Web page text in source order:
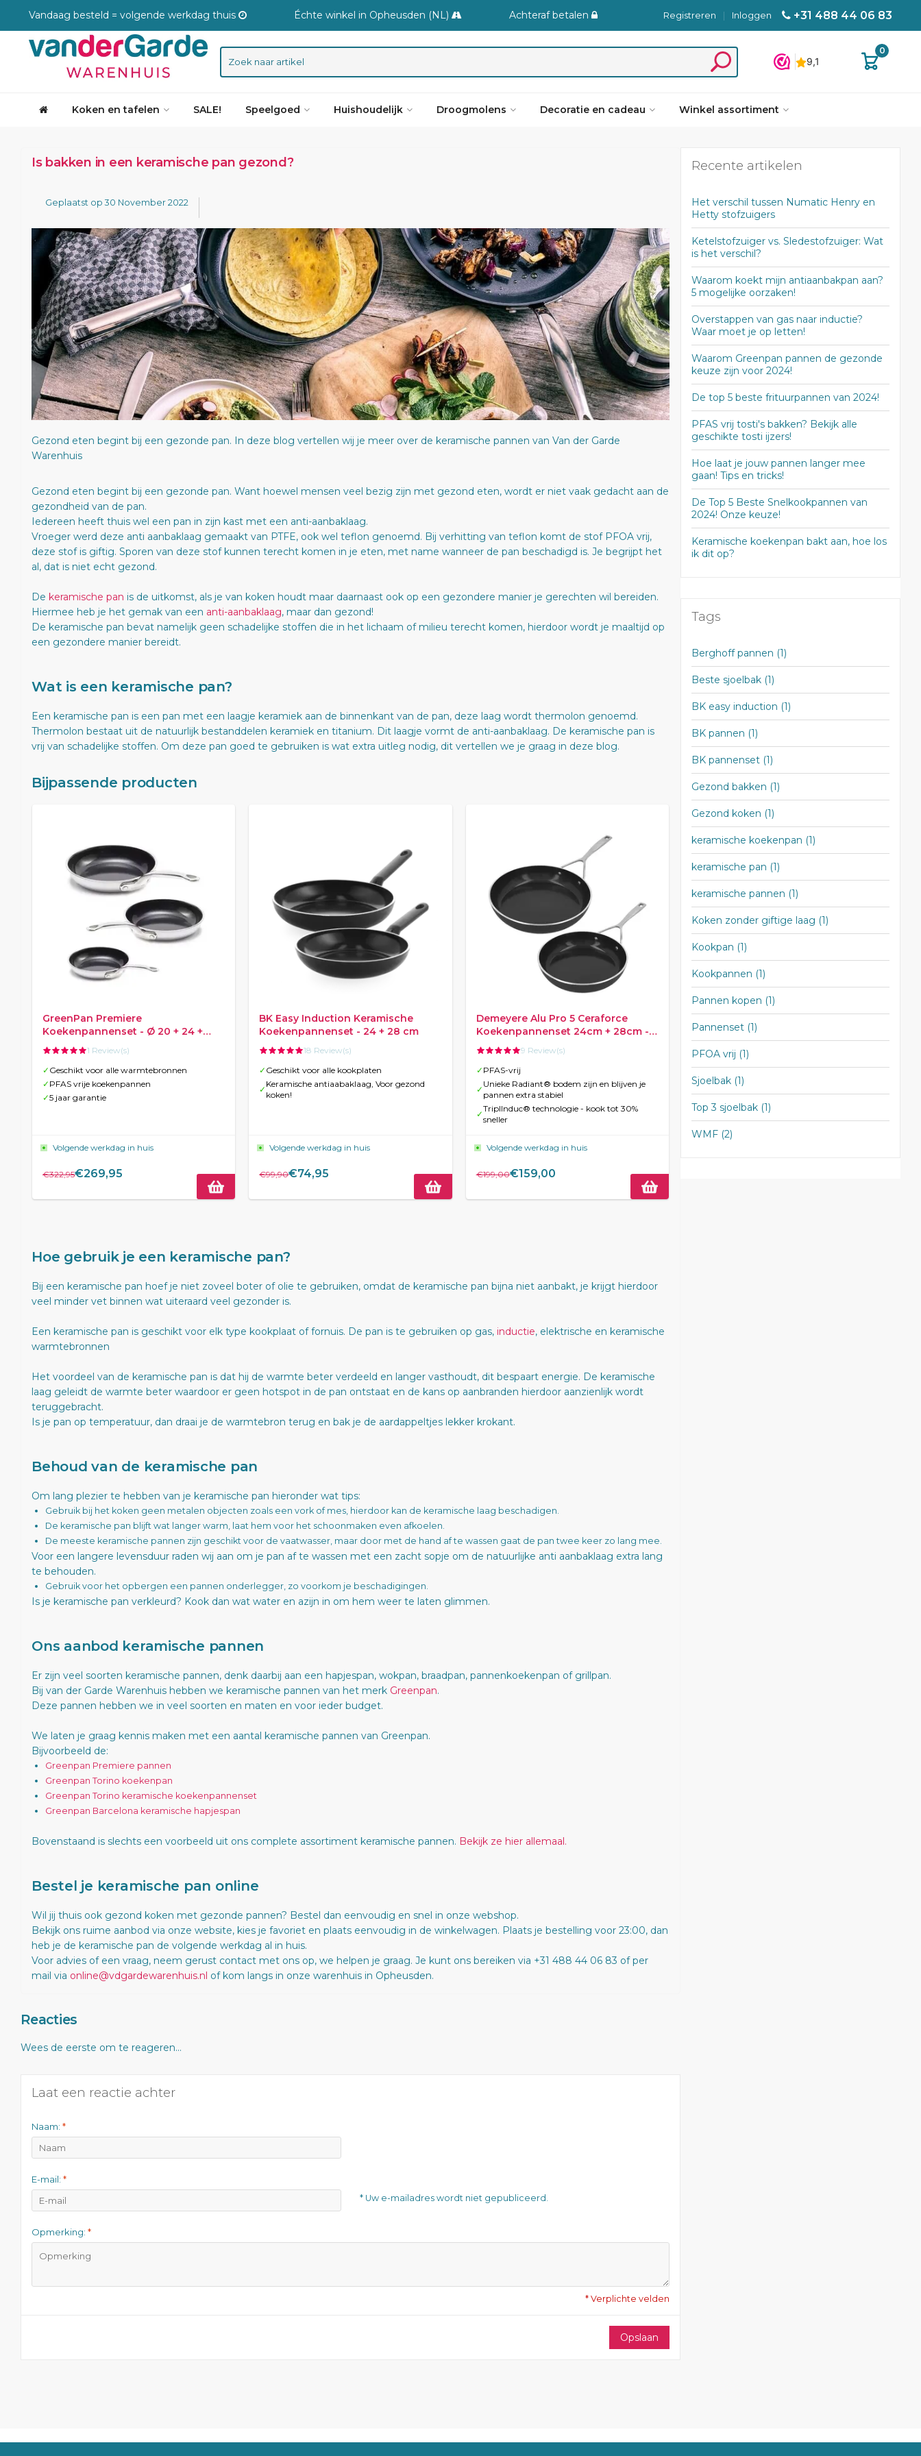
Vandaag besteld = volgende werkdag thuis Échte winkel in Opheusden (NL) Achteraf betalen +31 488 44 06 83
Inloggen
|
Registreren
0
Koken en tafelen SALE! Speelgoed Huishoudelijk Droogmolens Decoratie en cadeau Winkel assortiment
Is bakken in een keramische pan gezond?
Geplaatst op30 November 2022
Gezond eten begint bij een gezonde pan. In deze blog vertellen wij je meer over de keramische pannen van Van der Garde
Warenhuis
Gezond eten begint bij een gezonde pan. Want hoewel mensen veel bezig zijn met gezond eten, wordt er niet vaak gedacht aan de
gezondheid van de pan.
Iedereen heeft thuis wel een pan in zijn kast met een anti-aanbaklaag.
Vroeger werd deze anti aanbaklaag gemaakt van PTFE, ook wel teflon genoemd. Bij verhitting van teflon komt de stof PFOA vrij,
deze stof is giftig. Sporen van deze stof kunnen terecht komen in je eten, met name wanneer de pan beschadigd is. Je begrijpt het
al, dat is niet echt gezond.
De keramische pan is de uitkomst, als je van koken houdt maar daarnaast ook op een gezondere manier je gerechten wil bereiden.
Hiermee heb je het gemak van een anti-aanbaklaag, maar dan gezond!
De keramische pan bevat namelijk geen schadelijke stoffen die in het lichaam of milieu terecht komen, hierdoor wordt je maaltijd op
een gezondere manier bereidt.
Wat is een keramische pan?
Een keramische pan is een pan met een laagje keramiek aan de binnenkant van de pan, deze laag wordt thermolon genoemd.
Thermolon bestaat uit de natuurlijk bestanddelen keramiek en titanium. Dit laagje vormt de anti-aanbaklaag. De keramische pan is
vrij van schadelijke stoffen. Om deze pan goed te gebruiken is wat extra uitleg nodig, dit vertellen we je graag in deze blog.
Bijpassende producten
GreenPan Premiere
Koekenpannenset - Ø 20 + 24 +
28cm - RVS1 Review(s)
✓ Geschikt voor alle warmtebronnen
✓ PFAS vrije koekenpannen
✓5 jaar garantie
Volgende werkdag in huis
€322,95€269,95
BK Easy Induction Keramische
Koekenpannenset - 24 + 28 cm
18 Review(s)
✓ Geschikt voor alle kookplaten
✓
Keramische antiaabaklaag, Voor gezond
koken!
Volgende werkdag in huis
€99,90€74,95
Demeyere Alu Pro 5 Ceraforce
Koekenpannenset 24cm + 28cm -
PFAS vrij 9 Review(s)
✓ PFAS-vrij
✓
Unieke Radiant® bodem zijn en blijven je
pannen extra stabiel
✓
TriplInduc® technologie - kook tot 30%
sneller
Volgende werkdag in huis
€199,00€159,00
Hoe gebruik je een keramische pan?
Bij een keramische pan hoef je niet zoveel boter of olie te gebruiken, omdat de keramische pan bijna niet aanbakt, je krijgt hierdoor
veel minder vet binnen wat uiteraard veel gezonder is.
Een keramische pan is geschikt voor elk type kookplaat of fornuis. De pan is te gebruiken op gas, inductie, elektrische en keramische
warmtebronnen
Het voordeel van de keramische pan is dat hij de warmte beter verdeeld en langer vasthoudt, dit bespaart energie. De keramische
laag geleidt de warmte beter waardoor er geen hotspot in de pan ontstaat en de kans op aanbranden hierdoor aanzienlijk wordt
teruggebracht.
Is je pan op temperatuur, dan draai je de warmtebron terug en bak je de aardappeltjes lekker krokant.
Behoud van de keramische pan
Om lang plezier te hebben van je keramische pan hieronder wat tips:
Gebruik bij het koken geen metalen objecten zoals een vork of mes, hierdoor kan de keramische laag beschadigen.
De keramische pan blijft wat langer warm, laat hem voor het schoonmaken even afkoelen.
De meeste keramische pannen zijn geschikt voor de vaatwasser, maar door met de hand af te wassen gaat de pan twee keer zo lang mee.
Voor een langere levensduur raden wij aan om je pan af te wassen met een zacht sopje om de natuurlijke anti aanbaklaag extra lang
te behouden.
Gebruik voor het opbergen een pannen onderlegger, zo voorkom je beschadigingen.
Is je keramische pan verkleurd? Kook dan wat water en azijn in om hem weer te laten glimmen.
Ons aanbod keramische pannen
Er zijn veel soorten keramische pannen, denk daarbij aan een hapjespan, wokpan, braadpan, pannenkoekenpan of grillpan.
Bij van der Garde Warenhuis hebben we keramische pannen van het merk Greenpan.
Deze pannen hebben we in veel soorten en maten en voor ieder budget.
We laten je graag kennis maken met een aantal keramische pannen van Greenpan.
Bijvoorbeeld de:
Greenpan Premiere pannen
Greenpan Torino koekenpan
Greenpan Torino keramische koekenpannenset
Greenpan Barcelona keramische hapjespan
Bovenstaand is slechts een voorbeeld uit ons complete assortiment keramische pannen. Bekijk ze hier allemaal.
Bestel je keramische pan online
Wil jij thuis ook gezond koken met gezonde pannen? Bestel dan eenvoudig en snel in onze webshop.
Bekijk ons ruime aanbod via onze website, kies je favoriet en plaats eenvoudig in de winkelwagen. Plaats je bestelling voor 23:00, dan
heb je de keramische pan de volgende werkdag al in huis.
Voor advies of een vraag, neem gerust contact met ons op, we helpen je graag. Je kunt ons bereiken via +31 488 44 06 83 of per
mail via online@vdgardewarenhuis.nl of kom langs in onze warenhuis in Opheusden.
Reacties
Wees de eerste om te reageren...
Laat een reactie achter
Naam: *
E-mail: *
* Uw e-mailadres wordt niet gepubliceerd.
Opmerking: *
* Verplichte velden
Opslaan
Recente artikelen
Het verschil tussen Numatic Henry en
Hetty stofzuigers
Ketelstofzuiger vs. Sledestofzuiger: Wat
is het verschil?
Waarom koekt mijn antiaanbakpan aan?
5 mogelijke oorzaken!
Overstappen van gas naar inductie?
Waar moet je op letten!
Waarom Greenpan pannen de gezonde
keuze zijn voor 2024!
De top 5 beste frituurpannen van 2024!
PFAS vrij tosti's bakken? Bekijk alle
geschikte tosti ijzers!
Hoe laat je jouw pannen langer mee
gaan! Tips en tricks!
De Top 5 Beste Snelkookpannen van
2024! Onze keuze!
Keramische koekenpan bakt aan, hoe los
ik dit op?
Tags
Berghoff pannen (1)
Beste sjoelbak (1)
BK easy induction (1)
BK pannen (1)
BK pannenset (1)
Gezond bakken (1)
Gezond koken (1)
keramische koekenpan (1)
keramische pan (1)
keramische pannen (1)
Koken zonder giftige laag (1)
Kookpan (1)
Kookpannen (1)
Pannen kopen (1)
Pannenset (1)
PFOA vrij (1)
Sjoelbak (1)
Top 3 sjoelbak (1)
WMF (2)